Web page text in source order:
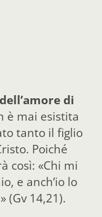
di
è mai esistita
tanto il figlio
Poiché
così: «Chi mi
e anch’io lo
(Gv 14,21).